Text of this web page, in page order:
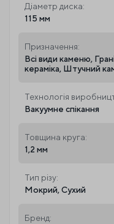
Діаметр диска:
115 мм
Призначення:
Всі види каменю,
кераміка, Штучний
Технологія
Вакуумне спікання
Товщина круга:
1,2 мм
Тип різу:
Мокрий, Сухий
Бренд: